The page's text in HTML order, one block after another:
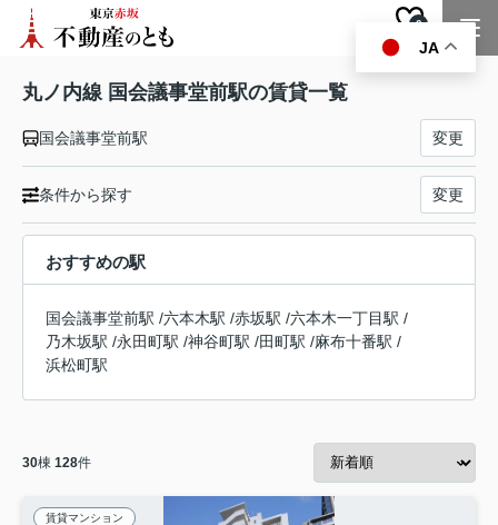
お気に入り
0
丸ノ内線 国会議事堂前駅の賃貸一覧
国会議事堂前駅 変更
条件から探す 変更
おすすめの駅
国会議事堂前駅 /六本木駅 /赤坂駅 /六本木一丁目駅 /
乃木坂駅 /永田町駅 /神谷町駅 /田町駅 /麻布十番駅 /
浜松町駅
30棟 128件
賃貸マンション
JA